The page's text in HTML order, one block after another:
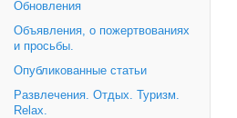
Обновления
Объявления, о пожертвованиях
и просьбы.
Опубликованные статьи
Развлечения. Отдых. Туризм.
Relax.